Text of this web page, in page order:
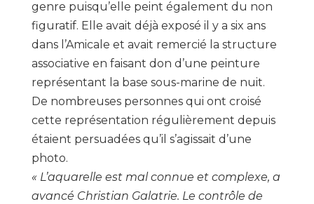
genre puisqu’elle peint également du non
figuratif. Elle avait déjà exposé il y a six ans
dans l’Amicale et avait remercié la structure
associative en faisant don d’une peinture
représentant la base sous-marine de nuit.
De nombreuses personnes qui ont croisé
cette représentation régulièrement depuis
étaient persuadées qu’il s’agissait d’une
photo.
« L’aquarelle est mal connue et complexe, a
avancé Christian Galatrie. Le contrôle de